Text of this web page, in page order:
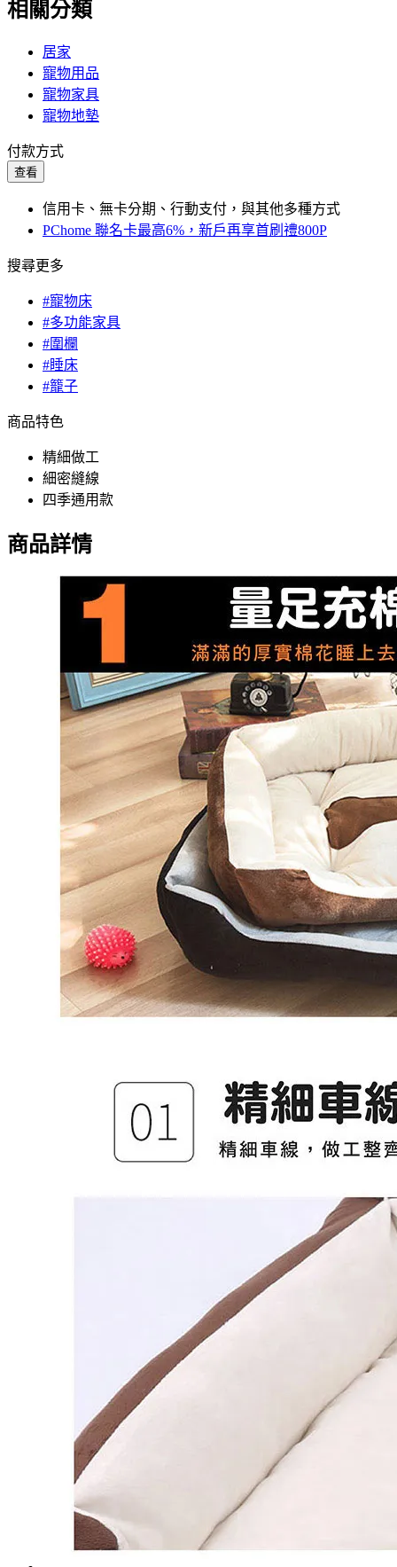
相關分類
居家
寵物用品
寵物家具
寵物地墊
付款方式
查看
信用卡、無卡分期、行動支付，與其他多種方式
PChome 聯名卡最高6%，新戶再享首刷禮800P
搜尋更多
#寵物床
#多功能家具
#圍欄
#睡床
#籠子
商品特色
精細做工
細密縫線
四季通用款
商品詳情